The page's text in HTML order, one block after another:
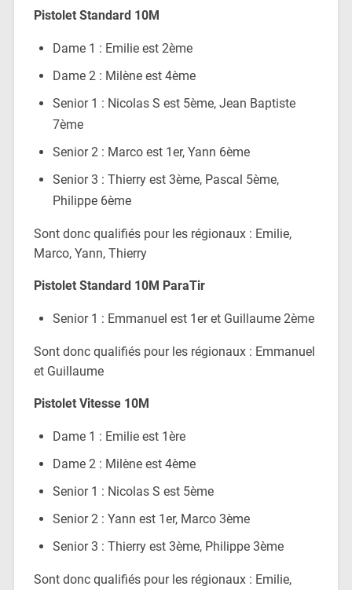
Pistolet Standard 10M
Dame 1 : Emilie est 2ème
Dame 2 : Milène est 4ème
Senior 1 : Nicolas S est 5ème, Jean Baptiste
7ème
Senior 2 : Marco est 1er, Yann 6ème
Senior 3 : Thierry est 3ème, Pascal 5ème,
Philippe 6ème
Sont donc qualifiés pour les régionaux : Emilie,
Marco, Yann, Thierry
Pistolet Standard 10M ParaTir
Senior 1 : Emmanuel est 1er et Guillaume 2ème
Sont donc qualifiés pour les régionaux : Emmanuel
et Guillaume
Pistolet Vitesse 10M
Dame 1 : Emilie est 1ère
Dame 2 : Milène est 4ème
Senior 1 : Nicolas S est 5ème
Senior 2 : Yann est 1er, Marco 3ème
Senior 3 : Thierry est 3ème, Philippe 3ème
Sont donc qualifiés pour les régionaux : Emilie,